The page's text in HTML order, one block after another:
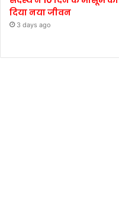
दिया नया जीवन
3 days ago